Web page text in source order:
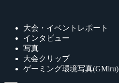
大会・イベントレポート
インタビュー
写真
大会クリップ
ゲーミング環境写真(GMiru)